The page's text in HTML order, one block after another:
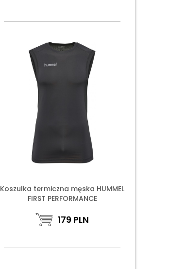
Koszulka termiczna męska HUMMEL
FIRST PERFORMANCE
179 PLN